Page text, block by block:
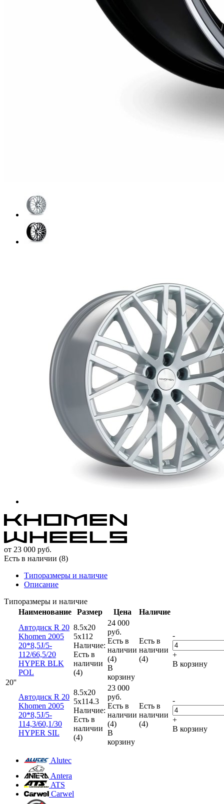
от 23 000 руб.
Есть в наличии (8)
Типоразмеры и наличие
Описание
Типоразмеры и наличие
Наименование
Размер Цена Наличие
20''
Автодиск R 20
Khomen 2005
20*8,5J/5-
112/66,5/20
HYPER BLK
POL
8.5x20
5x112
Наличие:
Есть в
наличии
(4)
24 000
руб.
Есть в
наличии
(4)
В
корзину
Есть в
наличии
(4)
-
+
В корзину
Автодиск R 20
Khomen 2005
20*8,5J/5-
114,3/60,1/30
HYPER SIL
8.5x20
5x114.3
Наличие:
Есть в
наличии
(4)
23 000
руб.
Есть в
наличии
(4)
В
корзину
Есть в
наличии
(4)
-
+
В корзину
Alutec
Antera
ATS
Carwel